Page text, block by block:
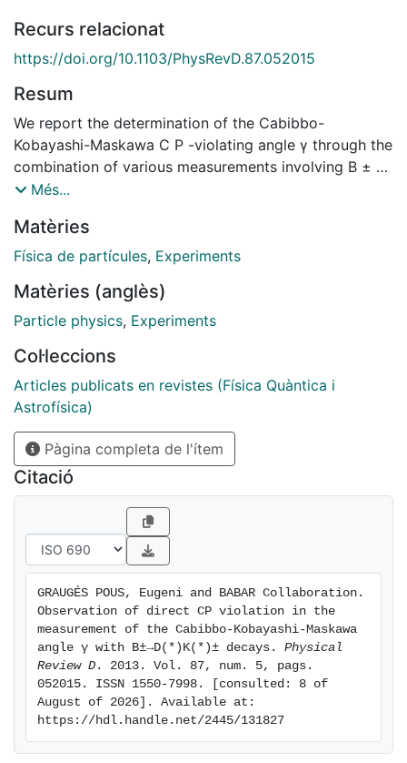
Recurs relacionat
https://doi.org/10.1103/PhysRevD.87.052015
Resum
We report the determination of the Cabibbo-
Kobayashi-Maskawa C P -violating angle γ through the
combination of various measurements involving B ± →
D K ± , B ± → D ∗ K ± , and B ± → D K * ± decays
e − collider at SLAC National Accelerator Laboratory.
Using up to 474 million B ¯¯¯ B pairs, we obtain γ = (
dominated by the statistical component, with the
experimental and amplitude-model systematic
two-standard-deviation region is 41 ° < γ < 102 ° .
This result is inconsistent with γ = 0 with a
significance of 5.9 standard deviations.
Més...
Matèries
Física de partícules, Experiments
Matèries (anglès)
Particle physics, Experiments
Col·leccions
Articles publicats en revistes (Física Quàntica i
Astrofísica)
Pàgina completa de l'ítem
Citació
GRAUGÉS POUS, Eugeni and BABAR Collaboration.
Observation of direct CP violation in the
measurement of the Cabibbo-Kobayashi-Maskawa
angle γ with B±→D(*)K(*)± decays. Physical
Review D . 2013. Vol. 87, num. 5, pags.
052015. ISSN 1550-7998. [consulted: 8 of
August of 2026]. Available at:
https://hdl.handle.net/2445/131827